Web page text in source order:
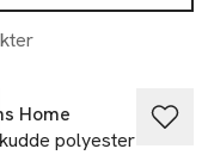
Home
polyester